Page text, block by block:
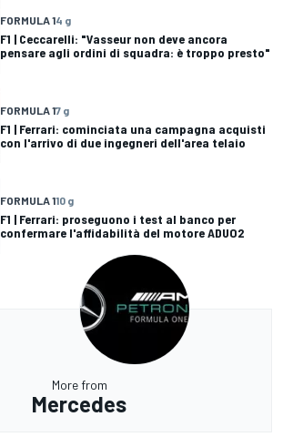
FORMULA 14 g
F1 | Ceccarelli: "Vasseur non deve ancora
pensare agli ordini di squadra: è troppo presto"
FORMULA 17 g
F1 | Ferrari: cominciata una campagna acquisti
con l'arrivo di due ingegneri dell'area telaio
FORMULA 110 g
F1 | Ferrari: proseguono i test al banco per
confermare l'affidabilità del motore ADUO2
More from
Mercedes